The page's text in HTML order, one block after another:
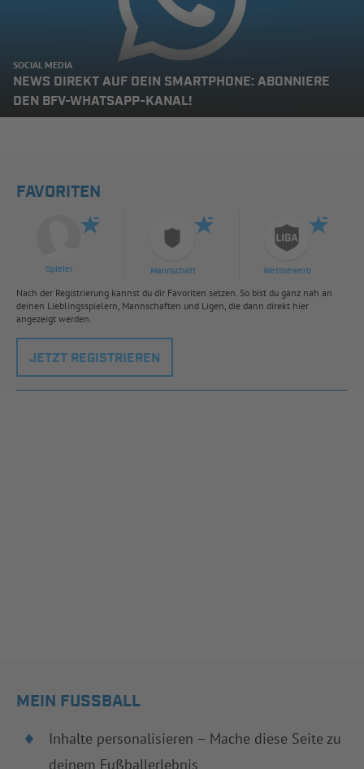
SOCIAL MEDIA
NEWS DIREKT AUF DEIN SMARTPHONE: ABONNIERE
DEN BFV-WHATSAPP-KANAL!
FAVORITEN
Spieler Mannschaft Wettbewerb
Nach der Registrierung kannst du dir Favoriten setzen. So bist du ganz nah an
deinen Lieblingsspielern, Mannschaften und Ligen, die dann direkt hier
angezeigt werden.
JETZT REGISTRIEREN
MEIN FUSSBALL
Inhalte personalisieren – Mache diese Seite zu
deinem Fußballerlebnis